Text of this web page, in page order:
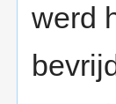
werd